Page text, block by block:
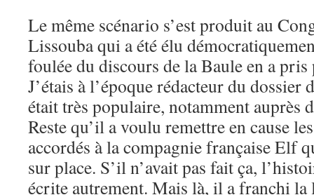
Le même scénario s’est produit au
Lissouba qui a été élu
foulée du discours de la Baule en a
J’étais à l’époque rédacteur du dossier
était très populaire, notamment auprès
Reste qu’il a voulu remettre en cause
accordés à la compagnie française Elf
sur place. S’il n’avait pas fait ça,
écrite autrement. Mais là, il a franchi la